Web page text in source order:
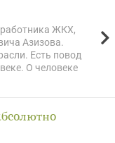
ЖКХ,
Азизова.
Есть повод
О человеке